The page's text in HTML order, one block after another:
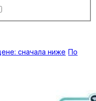
сначала ниже По